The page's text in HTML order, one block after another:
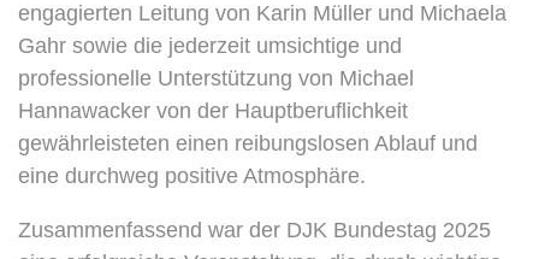
engagierten Leitung von Karin Müller und Michaela
Gahr sowie die jederzeit umsichtige und
professionelle Unterstützung von Michael
Hannawacker von der Hauptberuflichkeit
gewährleisteten einen reibungslosen Ablauf und
eine durchweg positive Atmosphäre.
Zusammenfassend war der DJK Bundestag 2025